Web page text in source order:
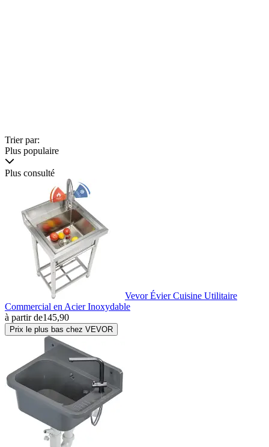
Trier par:
Plus populaire
Plus consulté
Vevor Évier Cuisine Utilitaire
Commercial en Acier Inoxydable
à partir de145,90
Prix le plus bas chez VEVOR